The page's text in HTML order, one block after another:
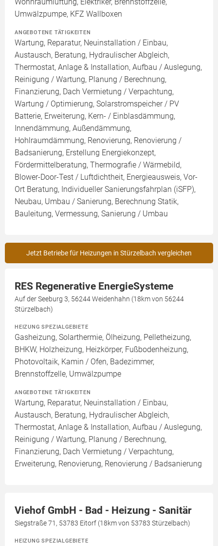
Umwälzpumpe, KFZ Wallboxen
ANGEBOTENE TÄTIGKEITEN
Wartung, Reparatur, Neuinstallation / Einbau,
Austausch, Beratung, Hydraulischer Abgleich,
Thermostat, Anlage & Installation, Aufbau / Auslegung,
Reinigung / Wartung, Planung / Berechnung,
Finanzierung, Dach Vermietung / Verpachtung,
Wartung / Optimierung, Solarstromspeicher / PV
Batterie, Erweiterung, Kern- / Einblasdämmung,
Innendämmung, Außendämmung,
Hohlraumdämmung, Renovierung, Renovierung /
Badsanierung, Erstellung Energiekonzept,
Fördermittelberatung, Thermografie / Wärmebild,
Blower-Door-Test / Luftdichtheit, Energieausweis, Vor-
Ort Beratung, Individueller Sanierungsfahrplan (iSFP),
Neubau, Umbau / Sanierung, Berechnung Statik,
Bauleitung, Vermessung, Sanierung / Umbau
Jetzt Betriebe für Heizungen in Stürzelbach vergleichen
RES Regenerative EnergieSysteme
Auf der Seeburg 3, 56244 Weidenhahn (18km von 56244
Stürzelbach)
HEIZUNG SPEZIALGEBIETE
Gasheizung, Solarthermie, Ölheizung, Pelletheizung,
BHKW, Holzheizung, Heizkörper, Fußbodenheizung,
Photovoltaik, Kamin / Ofen, Badezimmer,
Brennstoffzelle, Umwälzpumpe
ANGEBOTENE TÄTIGKEITEN
Wartung, Reparatur, Neuinstallation / Einbau,
Austausch, Beratung, Hydraulischer Abgleich,
Thermostat, Anlage & Installation, Aufbau / Auslegung,
Reinigung / Wartung, Planung / Berechnung,
Finanzierung, Dach Vermietung / Verpachtung,
Erweiterung, Renovierung, Renovierung / Badsanierung
Viehof GmbH - Bad - Heizung - Sanitär
Siegstraße 71, 53783 Eitorf (18km von 53783 Stürzelbach)
HEIZUNG SPEZIALGEBIETE